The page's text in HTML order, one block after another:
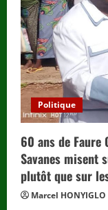
Politique
60 ans de Faure
Savanes misent
plutôt que sur
Marcel HONYIGLO